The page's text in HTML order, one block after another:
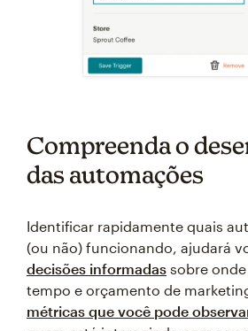
Compreenda o
das automações
Identificar rapidamente quais
(ou não) funcionando, ajudará
decisões informadas sobre
tempo e orçamento de
métricas que você pode